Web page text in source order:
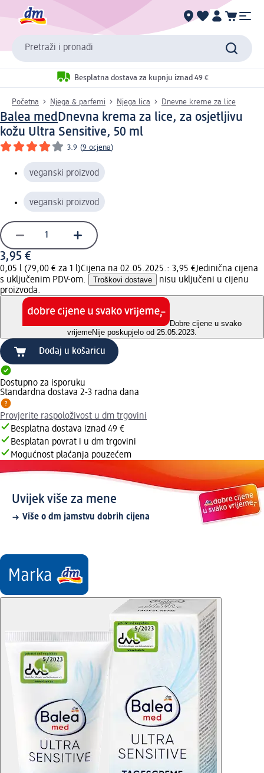
Pretraži i pronađi
Besplatna dostava za kupnju iznad 49 €
Početna Njega & parfemi Njega lica Dnevne kreme za lice
Balea medDnevna krema za lice, za osjetljivu
kožu Ultra Sensitive, 50 ml
3.9 (9 ocjena)
veganski proizvod
veganski proizvod
3,95 €
0,05 l (79,00 € za 1 l)Cijena na 02.05.2025.: 3,95 €Jedinična cijena
s uključenim PDV-om.
Troškovi dostave
nisu uključeni u cijenu
proizvoda.
Dobre cijene u svako
vrijemeNije poskupjelo od 25.05.2023.
Dodaj u košaricu
Dostupno za isporuku
Standardna dostava 2-3 radna dana
Provjerite raspoloživost u dm trgovini
Besplatna dostava iznad 49 €
Besplatan povrat i u dm trgovini
Mogućnost plaćanja pouzećem
Uvijek više za mene
Više o dm jamstvu dobrih cijena